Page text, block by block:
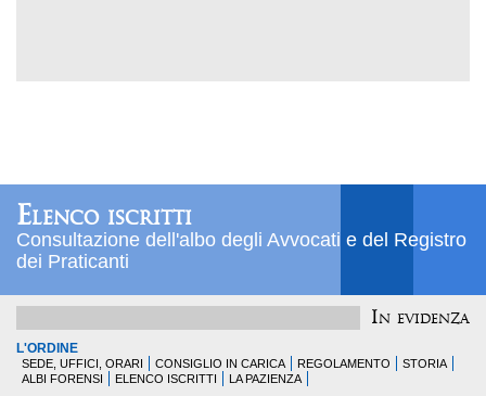
Elenco iscritti
Consultazione dell'albo degli Avvocati e del Registro
dei Praticanti
In evidenza
L'ORDINE
SEDE, UFFICI, ORARI CONSIGLIO IN CARICA REGOLAMENTO
STORIA
ALBI FORENSI
ELENCO ISCRITTI LA PAZIENZA